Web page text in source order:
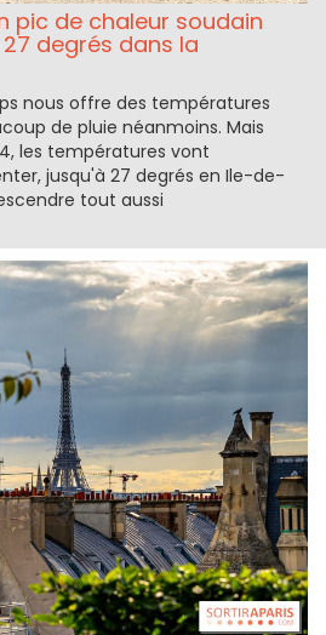
pic de chaleur soudain
degrés dans la
nous offre des températures
de pluie néanmoins. Mais
les températures vont
jusqu'à 27 degrés en Ile-de-
tout aussi